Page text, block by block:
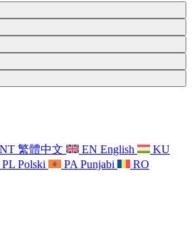
de evaluare
independente
al familiei
de evaluare
familii
de evaluarerevizuirea maternității
independente
independente
familială
în domeniul sănătății mintale
繁體中文 EN English
KU
PL Polski PA Punjabi
RO